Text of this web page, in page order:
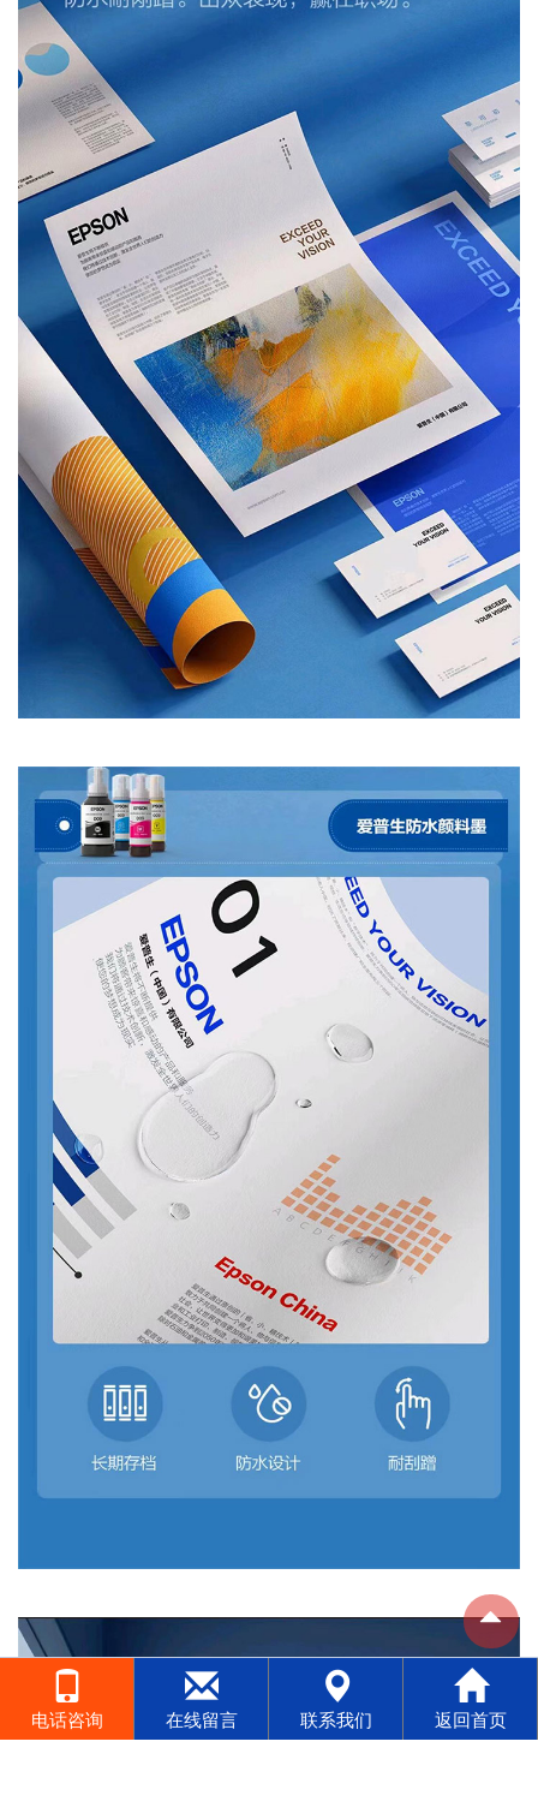
电话咨询 在线留言 联系我们 返回首页